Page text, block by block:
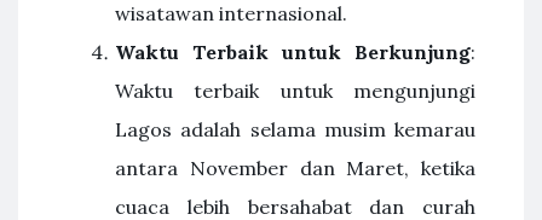
wisatawan internasional.
Waktu Terbaik untuk Berkunjung:
Waktu terbaik untuk mengunjungi
Lagos adalah selama musim kemarau
antara November dan Maret, ketika
cuaca lebih bersahabat dan curah